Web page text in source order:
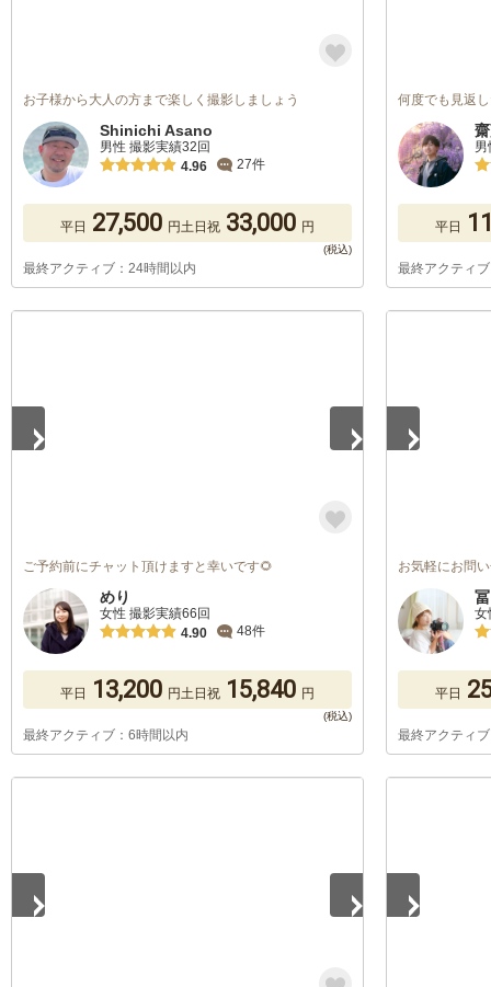
お子様から大人の方まで楽しく撮影しましょう
Shinichi Asano
男性 撮影実績32回
4.96
27件
平日 27,500 円土日祝 33,000 円
最終アクティブ：24時間以内
何度でも見返
男
平日
最終アクティ
ご予約前にチャット頂けますと幸いです🌻
めり
女性 撮影実績66回
4.90
48件
平日 13,200 円土日祝 15,840 円
最終アクティブ：6時間以内
お気軽にお問
女
平日
最終アクティ